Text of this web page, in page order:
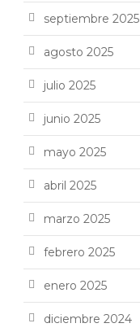
septiembre 2025
agosto 2025
julio 2025
junio 2025
mayo 2025
abril 2025
marzo 2025
febrero 2025
enero 2025
diciembre 2024